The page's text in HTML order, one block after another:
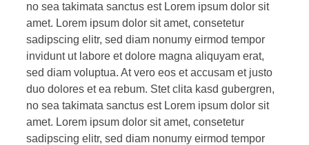
no sea takimata sanctus est Lorem ipsum dolor sit
amet. Lorem ipsum dolor sit amet, consetetur
sadipscing elitr, sed diam nonumy eirmod tempor
invidunt ut labore et dolore magna aliquyam erat,
sed diam voluptua. At vero eos et accusam et justo
duo dolores et ea rebum. Stet clita kasd gubergren,
no sea takimata sanctus est Lorem ipsum dolor sit
amet. Lorem ipsum dolor sit amet, consetetur
sadipscing elitr, sed diam nonumy eirmod tempor